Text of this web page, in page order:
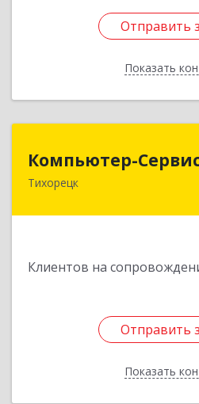
Отправить
Показать
Отправить
Назад
Компьютер-
Тихорецк
Клиентов на
Отправить
Показать
352040, Краснодарский
Отправить
Назад